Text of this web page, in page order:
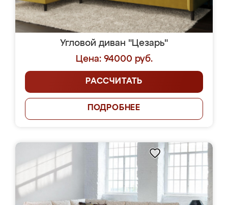
Угловой диван "Цезарь"
Цена: 94000 руб.
РАССЧИТАТЬ
ПОДРОБНЕЕ